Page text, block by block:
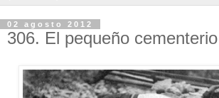
02 agosto 2012
306. El pequeño